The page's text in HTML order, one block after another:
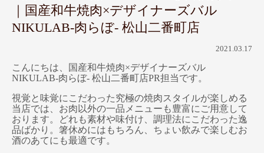
｜国産和牛焼肉×デザイナーズバル
NIKULAB-肉らぼ- 松山二番町店
2021.03.17
こんにちは、国産和牛焼肉×デザイナーズバル
NIKULAB-肉らぼ- 松山二番町店PR担当です。
視覚と味覚にこだわった究極の焼肉スタイルが楽しめる
当店では、お肉以外の一品メニューも豊富にご用意して
おります。どれも素材や味付け、調理法にこだわった逸
品ばかり。箸休めにはもちろん、ちょい飲みで楽しむお
酒のあてにも最適です。